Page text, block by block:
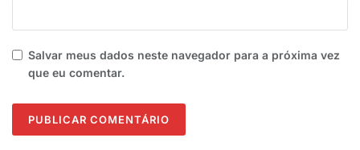
Salvar meus dados neste navegador para a próxima vez
que eu comentar.